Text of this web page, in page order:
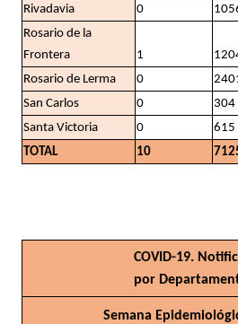
Rivadavia
0
Rosario de la
Frontera
1
Rosario de Lerma
0
San Carlos
0 304
Santa Victoria
0 615
TOTAL
10
COVID-19.
por
Semana